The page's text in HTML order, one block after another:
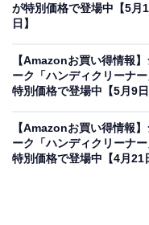
※本記事で紹介している商品
シャークの「ハン
に！ 8％オフで登場
が特別価格で登場中【5月
日】
【Amazonお買い得情報】
ーク「ハンディクリーナ
特別価格で登場中【5月9日
【Amazonお買い得情報】
ーク「ハンディクリーナ
特別価格で登場中【4月21